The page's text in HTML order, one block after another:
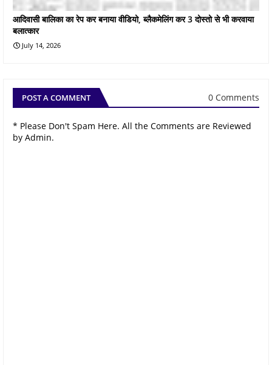
आदिवासी बालिका का रेप कर बनाया वीडियो, ब्लैकमेलिंग कर 3 दोस्तो से भी करवाया
बलात्कार
July 14, 2026
POST A COMMENT 0 Comments
* Please Don't Spam Here. All the Comments are Reviewed
by Admin.